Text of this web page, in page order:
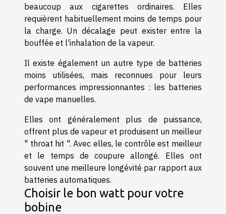
beaucoup aux cigarettes ordinaires. Elles
requièrent habituellement moins de temps pour
la charge. Un décalage peut exister entre la
bouffée et l'inhalation de la vapeur.
Il existe également un autre type de batteries
moins utilisées, mais reconnues pour leurs
performances impressionnantes : les batteries
de vape manuelles.
Elles ont généralement plus de puissance,
offrent plus de vapeur et produisent un meilleur
" throat hit ". Avec elles, le contrôle est meilleur
et le temps de coupure allongé. Elles ont
souvent une meilleure longévité par rapport aux
batteries automatiques.
Choisir le bon watt pour votre
bobine